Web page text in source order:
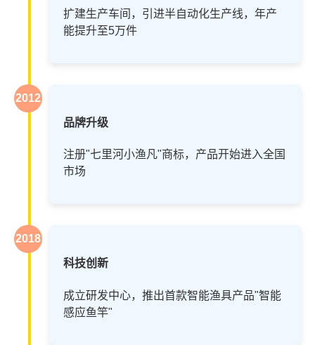
扩建生产车间，引进半自动化生产线，年产
能提升至5万件
2012
品牌升级
注册"七里河小渔凡"商标，产品开始进入全国
市场
2018
科技创新
成立研发中心，推出首款智能渔具产品"智能
感应鱼竿"